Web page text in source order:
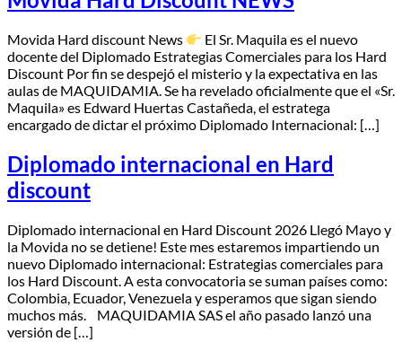
Movida Hard discount News
​El Sr. Maquila es el nuevo
docente del Diplomado Estrategias Comerciales para los Hard
Discount ​Por fin se despejó el misterio y la expectativa en las
aulas de MAQUIDAMIA. Se ha revelado oficialmente que el «Sr.
Maquila» es Edward Huertas Castañeda, el estratega
encargado de dictar el próximo Diplomado Internacional: […]
Diplomado internacional en Hard
discount
Diplomado internacional en Hard Discount 2026 Llegó Mayo y
la Movida no se detiene! Este mes estaremos impartiendo un
nuevo Diplomado internacional: Estrategias comerciales para
los Hard Discount. A esta convocatoria se suman países como:
Colombia, Ecuador, Venezuela y esperamos que sigan siendo
muchos más. MAQUIDAMIA SAS el año pasado lanzó una
versión de […]